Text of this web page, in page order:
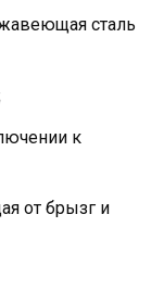
сталь
к
от брызг и